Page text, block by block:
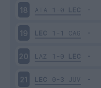
18 ATA 1-0 LEC
19 LEC 1-1 CAG
20 LAZ 1-0 LEC
21 LEC 0-3 JUV